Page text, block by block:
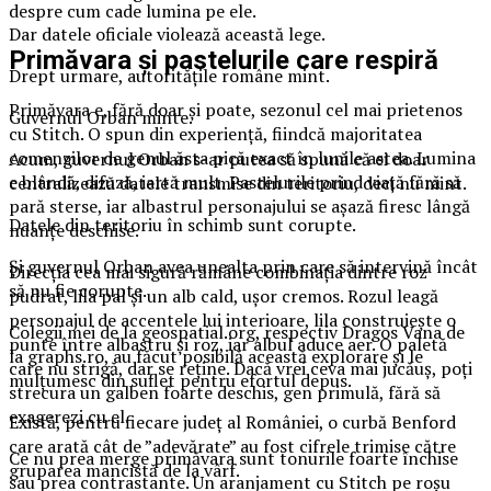
Dar datele oficiale violează această lege.
Drept urmare, autoritățile române mint.
Guvernul Orban minte.
Acum, guvernul Orban s-ar putea să spună că ei doar
centralizează datele transmise din teritoriu, deci nu mint.
Datele din teritoriu în schimb sunt corupte.
Și guvernul Orban avea unealta prin care să intervină încât
să nu fie corupte.
Colegii mei de la geospatial.org, respectiv Dragos Vana de
la graphs.ro, au făcut posibilă această explorare și le
mulțumesc din suflet pentru efortul depus.
Există, pentru fiecare județ al României, o curbă Benford
care arată cât de ”adevărate” au fost cifrele trimise către
gruparea mancistă de la vârf.
despre cum cade lumina pe ele.
Primăvara și pastelurile care respiră
Primăvara e, fără doar și poate, sezonul cel mai prietenos
cu Stitch. O spun din experiență, fiindcă majoritatea
comenzilor de genul ăsta pică exact în lunile astea. Lumina
e blândă, difuză, iartă mult. Pastelurile prind viață fără să
pară sterse, iar albastrul personajului se așază firesc lângă
nuanțe deschise.
Direcția cea mai sigură rămâne combinația dintre roz
pudrat, lila pal și un alb cald, ușor cremos. Rozul leagă
personajul de accentele lui interioare, lila construiește o
punte între albastru și roz, iar albul aduce aer. O paletă
care nu strigă, dar se reține. Dacă vrei ceva mai jucăuș, poți
strecura un galben foarte deschis, gen primulă, fără să
exagerezi cu el.
Ce nu prea merge primăvara sunt tonurile foarte închise
sau prea contrastante. Un aranjament cu Stitch pe roșu